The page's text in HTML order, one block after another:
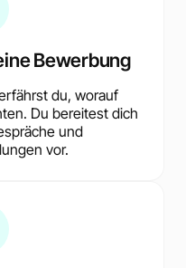
Bewerbung
du, worauf
Du bereitest dich
und
vor.